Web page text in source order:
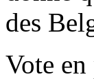
des
Vote